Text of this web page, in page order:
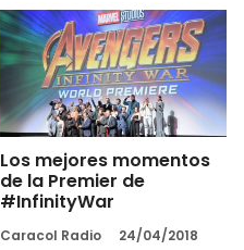
Los mejores momentos
de la Premier de
#InfinityWar
Caracol Radio 24/04/2018